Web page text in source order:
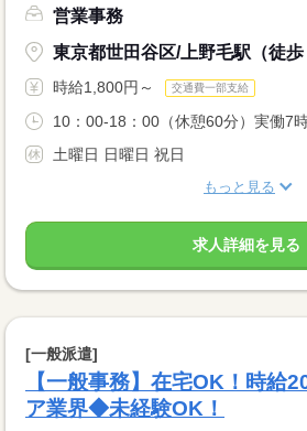
営業事務
東京都世田谷区/上野毛駅（徒歩
時給1,800円～ 交通費一部支給
10：00-18：00（休憩60分）実働7時
土曜日 日曜日 祝日
もっと見る
求人詳細を見る
[一般派遣]
【一般事務】在宅OK！時給
ア業界◆未経験OK！